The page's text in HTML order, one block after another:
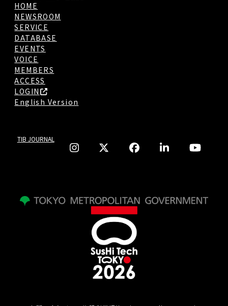
HOME
NEWSROOM
SERVICE
DATABASE
EVENTS
VOICE
MEMBERS
ACCESS
LOGIN
English Version
TIB JOURNAL